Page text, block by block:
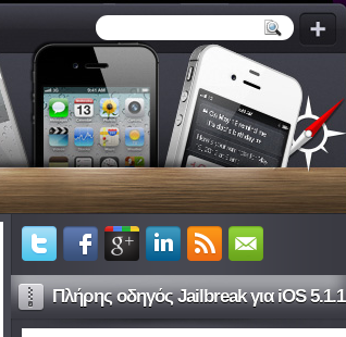
Πλήρης οδηγός Jailbreak για iOS 5.1.1